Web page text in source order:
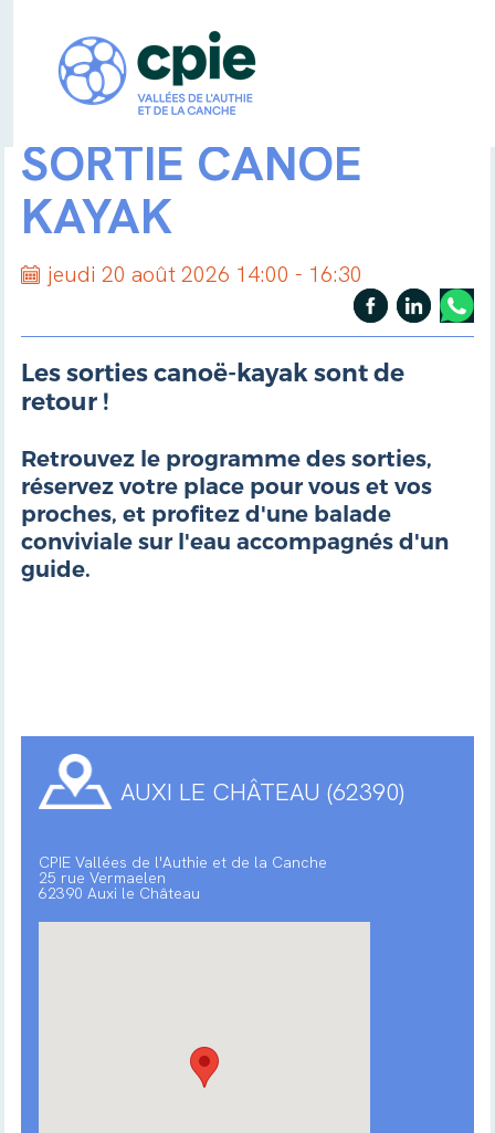
SORTIE CANOË
KAYAK
jeudi 20 août 2026 14:00 - 16:30
Les sorties canoë-kayak sont de
retour !
Retrouvez le programme des sorties,
réservez votre place pour vous et vos
proches, et profitez d'une balade
conviviale sur l'eau accompagnés d'un
guide.
AUXI LE CHÂTEAU (62390)
CPIE Vallées de l'Authie et de la Canche
25 rue Vermaelen
62390 Auxi le Château